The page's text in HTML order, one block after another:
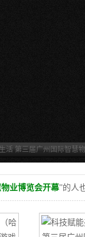
活 第三届广州国际智慧
业博览会开幕”的人